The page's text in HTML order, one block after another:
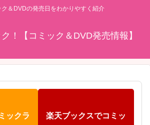
ク＆DVDの発売日をわかりやすく紹介
！【コミック＆DVD発売情報】
ックラ
楽天ブックスでコミッ